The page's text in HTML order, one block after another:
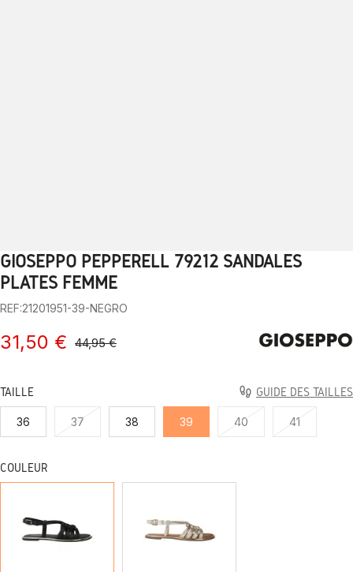
1 2 3 4 5 6 7 8 9
GIOSEPPO PEPPERELL 79212 SANDALES
PLATES FEMME
REF:21201951-39-NEGRO
31,50 € 44,95 €
TAILLE GUIDE DES TAILLES
36 37 38 39 40 41
COULEUR